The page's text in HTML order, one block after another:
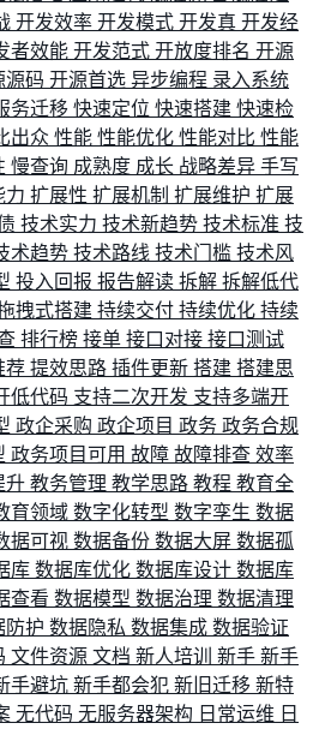
开发效率 开发模式 开发真 开发经
者效能 开发范式 开放度排名 开源
源码 开源首选 异步编程 录入系统
务迁移 快速定位 快速搭建 快速检
出众 性能 性能优化 性能对比 性能
慢查询 成熟度 成长 战略差异 手写
力 扩展性 扩展机制 扩展维护 扩展
技术实力 技术新趋势 技术标准 技
术趋势 技术路线 技术门槛 技术风
投入回报 报告解读 拆解 拆解低代
拽式搭建 持续交付 持续优化 持续
排行榜 接单 接口对接 接口测试
荐 提效思路 插件更新 搭建 搭建思
低代码 支持二次开发 支持多端开
政企采购 政企项目 政务 政务合规
政务项目可用 故障 故障排查 效率
升 教务管理 教学思路 教程 教育全
育领域 数字化转型 数字孪生 数据
据可视 数据备份 数据大屏 数据孤
库 数据库优化 数据库设计 数据库
查看 数据模型 数据治理 数据清理
防护 数据隐私 数据集成 数据验证
文件资源 文档 新人培训 新手 新手
手避坑 新手都会犯 新旧迁移 新特
无代码 无服务器架构 日常运维 日